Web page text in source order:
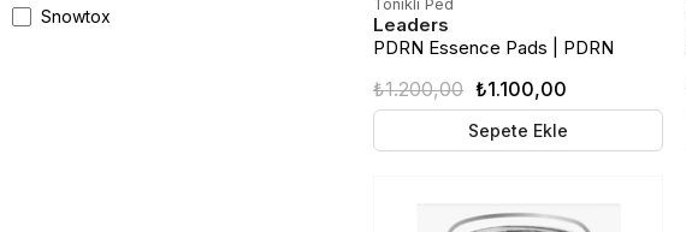
Snowtox
Tonikli Ped
Leaders
PDRN Essence Pads | PDRN
Ped | 70 Adet₺1.100,00
₺1.200,00
Sepete Ekle